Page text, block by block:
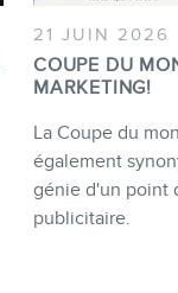
21 JUIN 2026
COUPE DU
MARKETING!
La Coupe du
également
génie d'un point
publicitaire.